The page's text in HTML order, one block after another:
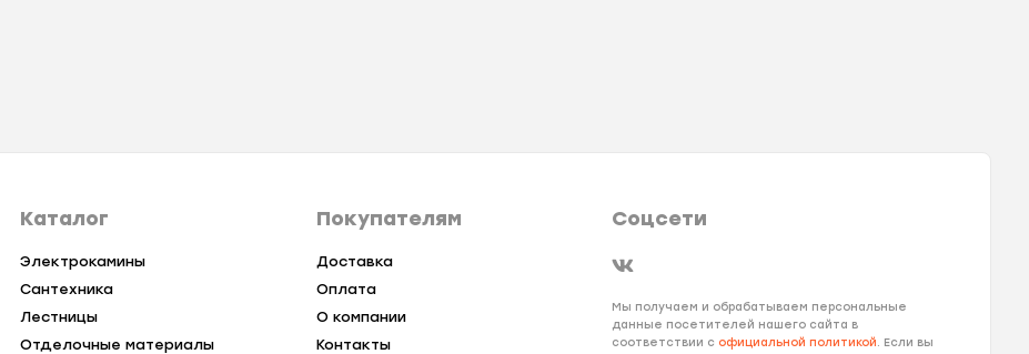
Каталог
Электрокамины
Сантехника
Лестницы
Отделочные материалы
Покупателям
Доставка
Оплата
О компании
Контакты
Соцсети
Мы получаем и обрабатываем персональные
данные посетителей нашего сайта в
соответствии с официальной политикой. Если вы